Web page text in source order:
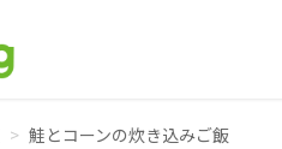
> 鮭とコーンの炊き込みご飯